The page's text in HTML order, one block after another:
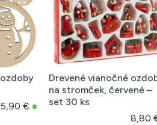
€
Drevené vianočné ozdoby
na stromček, červené –
set 30 ks
8,80 €